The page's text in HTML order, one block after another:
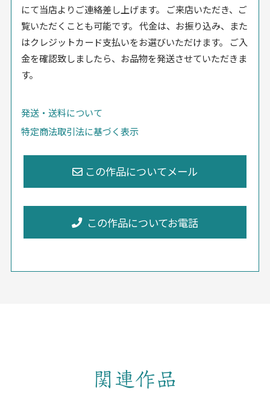
にて当店よりご連絡差し上げます。 ご来店いただき、ご
覧いただくことも可能です。 代金は、お振り込み、また
はクレジットカード支払いをお選びいただけます。 ご入
金を確認致しましたら、お品物を発送させていただきま
す。
発送・送料について
特定商法取引法に基づく表示
この作品についてお電話
関連作品